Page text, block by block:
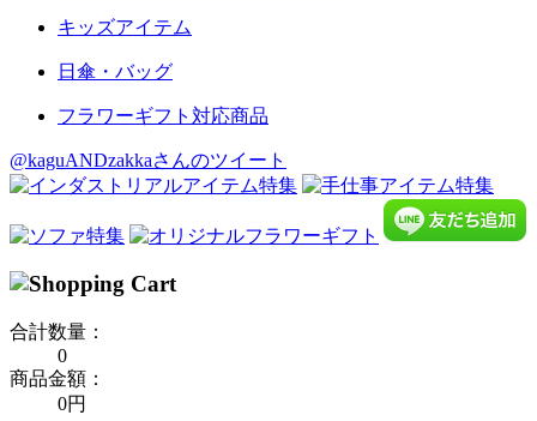
キッズアイテム
日傘・バッグ
フラワーギフト対応商品
@kaguANDzakkaさんのツイート
合計数量：
0
商品金額：
0円